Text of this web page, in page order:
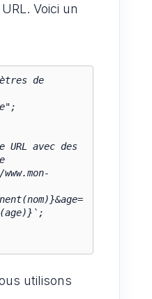
Voici un
de
avec des
utilisons